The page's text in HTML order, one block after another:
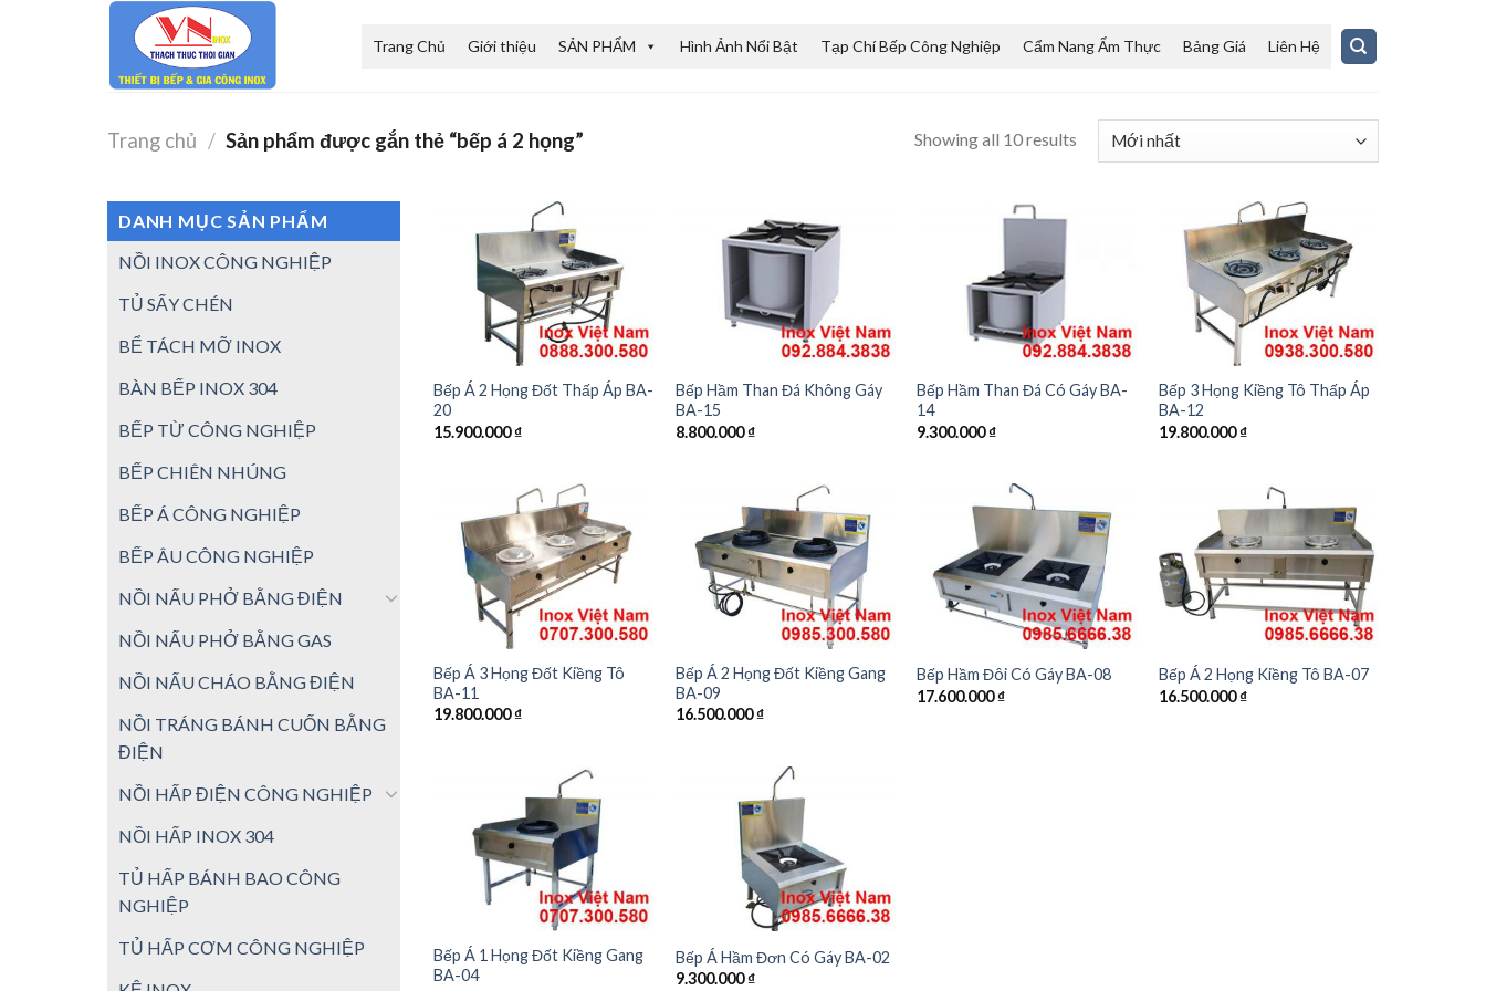
Trang Chủ Giới thiệu SẢN PHẨM Hình Ảnh Nổi Bật Tạp Chí Bếp Công Nghiệp Cẩm Nang Ẩm Thực Bảng Giá Liên Hệ
Trang chủ / Sản phẩm được gắn thẻ “bếp á 2 họng” Showing all 10 results
DANH MỤC SẢN PHẨM
NỒI INOX CÔNG NGHIỆP
TỦ SẤY CHÉN
BỂ TÁCH MỠ INOX
BÀN BẾP INOX 304
BẾP TỪ CÔNG NGHIỆP
BẾP CHIÊN NHÚNG
BẾP Á CÔNG NGHIỆP
BẾP ÂU CÔNG NGHIỆP
NỒI NẤU PHỞ BẰNG ĐIỆN
NỒI NẤU PHỞ BẰNG GAS
NỒI NẤU CHÁO BẰNG ĐIỆN
NỒI TRÁNG BÁNH CUỐN BẰNG
ĐIỆN
NỒI HẤP ĐIỆN CÔNG NGHIỆP
NỒI HẤP INOX 304
TỦ HẤP BÁNH BAO CÔNG
NGHIỆP
TỦ HẤP CƠM CÔNG NGHIỆP
Bếp Á 2 Họng Đốt Thấp Áp BA-
20
15.900.000₫
Bếp Hầm Than Đá Không Gáy
BA-15
8.800.000₫
Bếp Hầm Than Đá Có Gáy BA-
14
9.300.000₫
Bếp 3 Họng Kiềng Tô Thấp Áp
BA-12
19.800.000₫
Bếp Á 3 Họng Đốt Kiềng Tô
BA-11
19.800.000₫
Bếp Á 2 Họng Đốt Kiềng Gang
BA-09
16.500.000₫
Bếp Hầm Đôi Có Gáy BA-08
17.600.000₫
Bếp Á 2 Họng Kiềng Tô BA-07
16.500.000₫
Bếp Á 1 Họng Đốt Kiềng Gang
BA-04
Bếp Á Hầm Đơn Có Gáy BA-02
9.300.000₫